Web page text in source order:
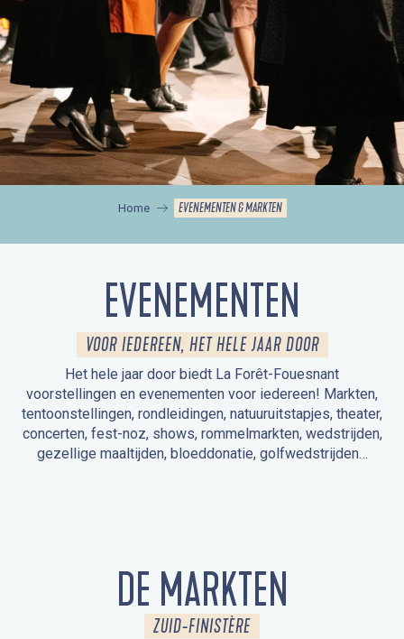
Home EVENEMENTEN & MARKTEN
EVENEMENTEN
VOOR IEDEREEN, HET HELE JAAR DOOR
Het hele jaar door biedt La Forêt-Fouesnant
voorstellingen en evenementen voor iedereen! Markten,
tentoonstellingen, rondleidingen, natuuruitstapjes, theater,
concerten, fest-noz, shows, rommelmarkten, wedstrijden,
gezellige maaltijden, bloeddonatie, golfwedstrijden…
DE MARKTEN
ZUID-FINISTÈRE